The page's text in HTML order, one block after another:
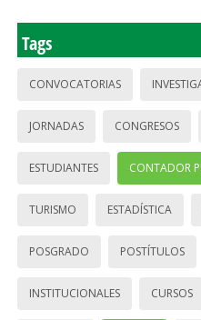
Tags
CONVOCATORIAS
JORNADAS CONGRESOS
ESTUDIANTES CONTADOR
TURISMO ESTADÍSTICA
POSGRADO POSTÍTULOS
INSTITUCIONALES CURSOS